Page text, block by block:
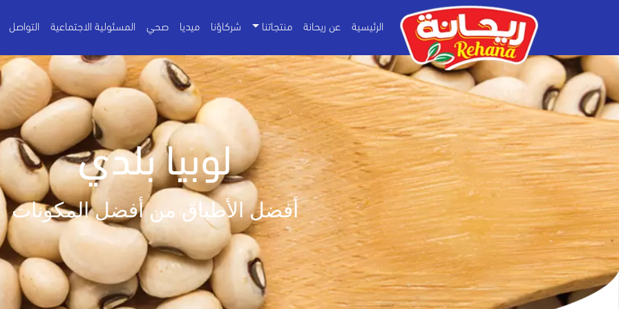
الرئيسية عن ريحانة منتجاتنا شركاؤنا ميديا صحي المسئولية الاجتماعية التواصل
لوبيا بلدي
أفضل الأطباق من أفضل المكونات